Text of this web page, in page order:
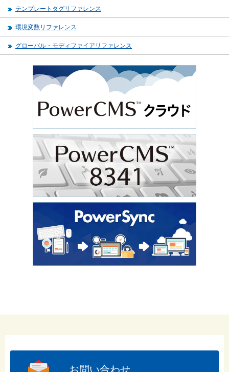
テンプレートタグリファレンス
環境変数リファレンス
グローバル・モディファイアリファレンス
お問い合わせ